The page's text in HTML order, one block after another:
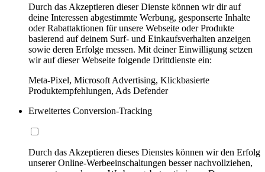
Durch das Akzeptieren dieser Dienste können wir dir auf
deine Interessen abgestimmte Werbung, gesponserte Inhalte
oder Rabattaktionen für unsere Webseite oder Produkte
basierend auf deinem Surf- und Einkaufsverhalten anzeigen
sowie deren Erfolge messen. Mit deiner Einwilligung setzen
wir auf dieser Webseite folgende Drittdienste ein:
Meta-Pixel, Microsoft Advertising, Klickbasierte
Produktempfehlungen, Ads Defender
Erweitertes Conversion-Tracking
Durch das Akzeptieren dieses Dienstes können wir den Erfolg
unserer Online-Werbeeinschaltungen besser nachvollziehen,